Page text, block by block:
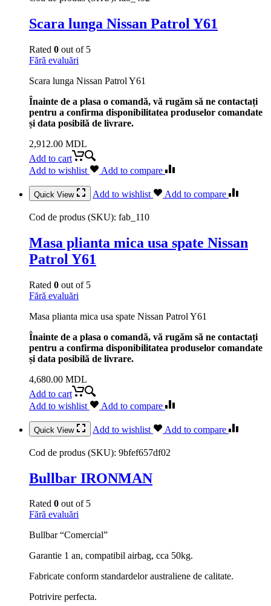
Scara lunga Nissan Patrol Y61
Rated 0 out of 5
Fără evaluări
Scara lunga Nissan Patrol Y61
Înainte de a plasa o comandă, vă rugăm să ne contactați
pentru a confirma disponibilitatea produselor comandate
și data posibilă de livrare.
2,912.00 MDL
Add to cart
Add to wishlist
Add to compare
Quick View Add to wishlist Add to compare
Cod de produs (SKU): fab_110
Masa plianta mica usa spate Nissan
Patrol Y61
Rated 0 out of 5
Fără evaluări
Masa plianta mica usa spate Nissan Patrol Y61
Înainte de a plasa o comandă, vă rugăm să ne contactați
pentru a confirma disponibilitatea produselor comandate
și data posibilă de livrare.
4,680.00 MDL
Add to cart
Add to wishlist
Add to compare
Quick View Add to wishlist Add to compare
Cod de produs (SKU): 9bfef657df02
Bullbar IRONMAN
Rated 0 out of 5
Fără evaluări
Bullbar “Comercial”
Garantie 1 an, compatibil airbag, cca 50kg.
Fabricate conform standardelor australiene de calitate.
Potrivire perfecta.